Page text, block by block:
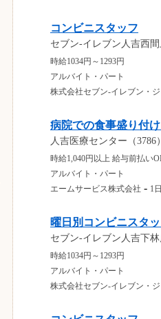
コンビニスタッフ
セブン-イレブン人吉西
時給1034円～1293円
アルバイト・パート
株式会社セブン-イレブン・
病院での食事盛り付
人吉医療センター（3786）
時給1,040円以上 給与前払い
アルバイト・パート
エームサービス株式会社 - 1
曜日別コンビニスタ
セブン-イレブン人吉下
時給1034円～1293円
アルバイト・パート
株式会社セブン-イレブン・